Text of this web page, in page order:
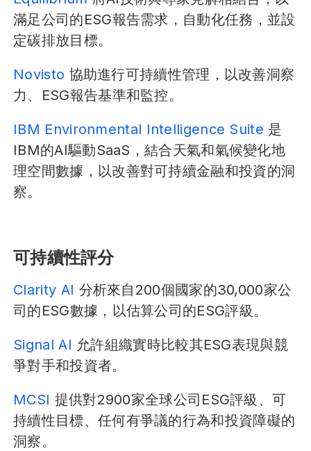
滿足公司的ESG報告需求，自動化任務，並設
定碳排放目標。
Novisto 協助進行可持續性管理，以改善洞察
力、ESG報告基準和監控。
IBM Environmental Intelligence Suite 是
IBM的AI驅動SaaS，結合天氣和氣候變化地
理空間數據，以改善對可持續金融和投資的洞
察。
可持續性評分
Clarity AI 分析來自200個國家的30,000家公
司的ESG數據，以估算公司的ESG評級。
Signal AI 允許組織實時比較其ESG表現與競
爭對手和投資者。
MCSI 提供對2900家全球公司ESG評級、可
持續性目標、任何有爭議的行為和投資障礙的
洞察。